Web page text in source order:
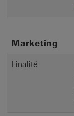
Marketing
Finalité